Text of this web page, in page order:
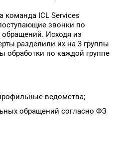
команда ICL Services
звонки по
обращений. Исходя из
разделили их на 3 группы
обработки по каждой группе
ведомства;
обращений согласно ФЗ